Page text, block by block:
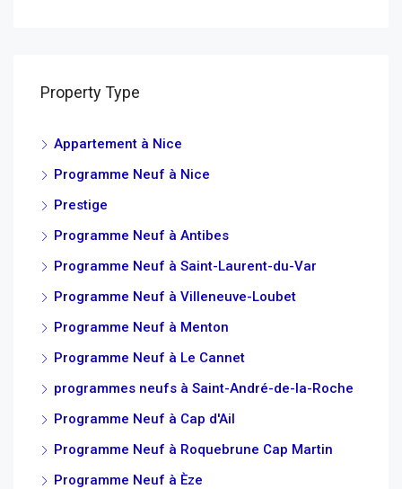
Property Type
Appartement à Nice
Programme Neuf à Nice
Prestige
Programme Neuf à Antibes
Programme Neuf à Saint-Laurent-du-Var
Programme Neuf à Villeneuve-Loubet
Programme Neuf à Menton
Programme Neuf à Le Cannet
programmes neufs à Saint-André-de-la-Roche
Programme Neuf à Cap d'Ail
Programme Neuf à Roquebrune Cap Martin
Programme Neuf à Èze